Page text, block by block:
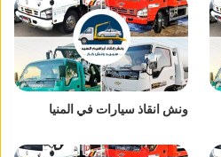
ونش انقاذ سيارات في المنيا